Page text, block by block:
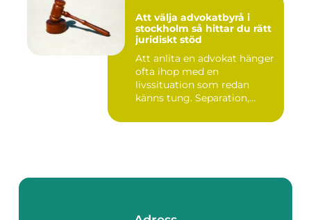
Att välja advokatbyrå i
stockholm så hittar du rätt
juridiskt stöd
Att anlita en advokat hänger
ofta ihop med en
livssituation som redan
känns tung. Separation,